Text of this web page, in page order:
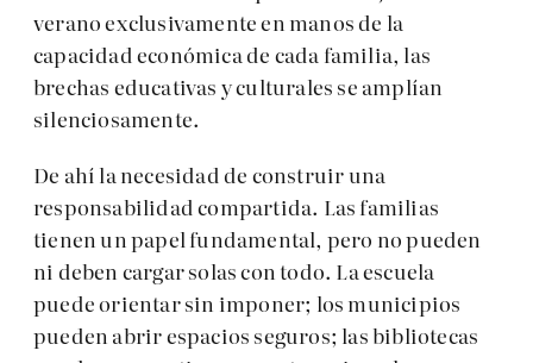
verano exclusivamente en manos de la
capacidad económica de cada familia, las
brechas educativas y culturales se amplían
silenciosamente.
De ahí la necesidad de construir una
responsabilidad compartida. Las familias
tienen un papel fundamental, pero no pueden
ni deben cargar solas con todo. La escuela
puede orientar sin imponer; los municipios
pueden abrir espacios seguros; las bibliotecas